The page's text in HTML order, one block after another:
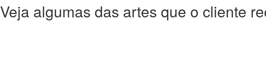
Veja algumas das artes que o cliente